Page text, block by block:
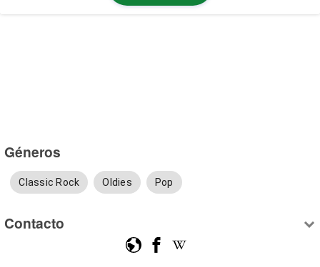
Géneros
Classic Rock Oldies Pop
Contacto